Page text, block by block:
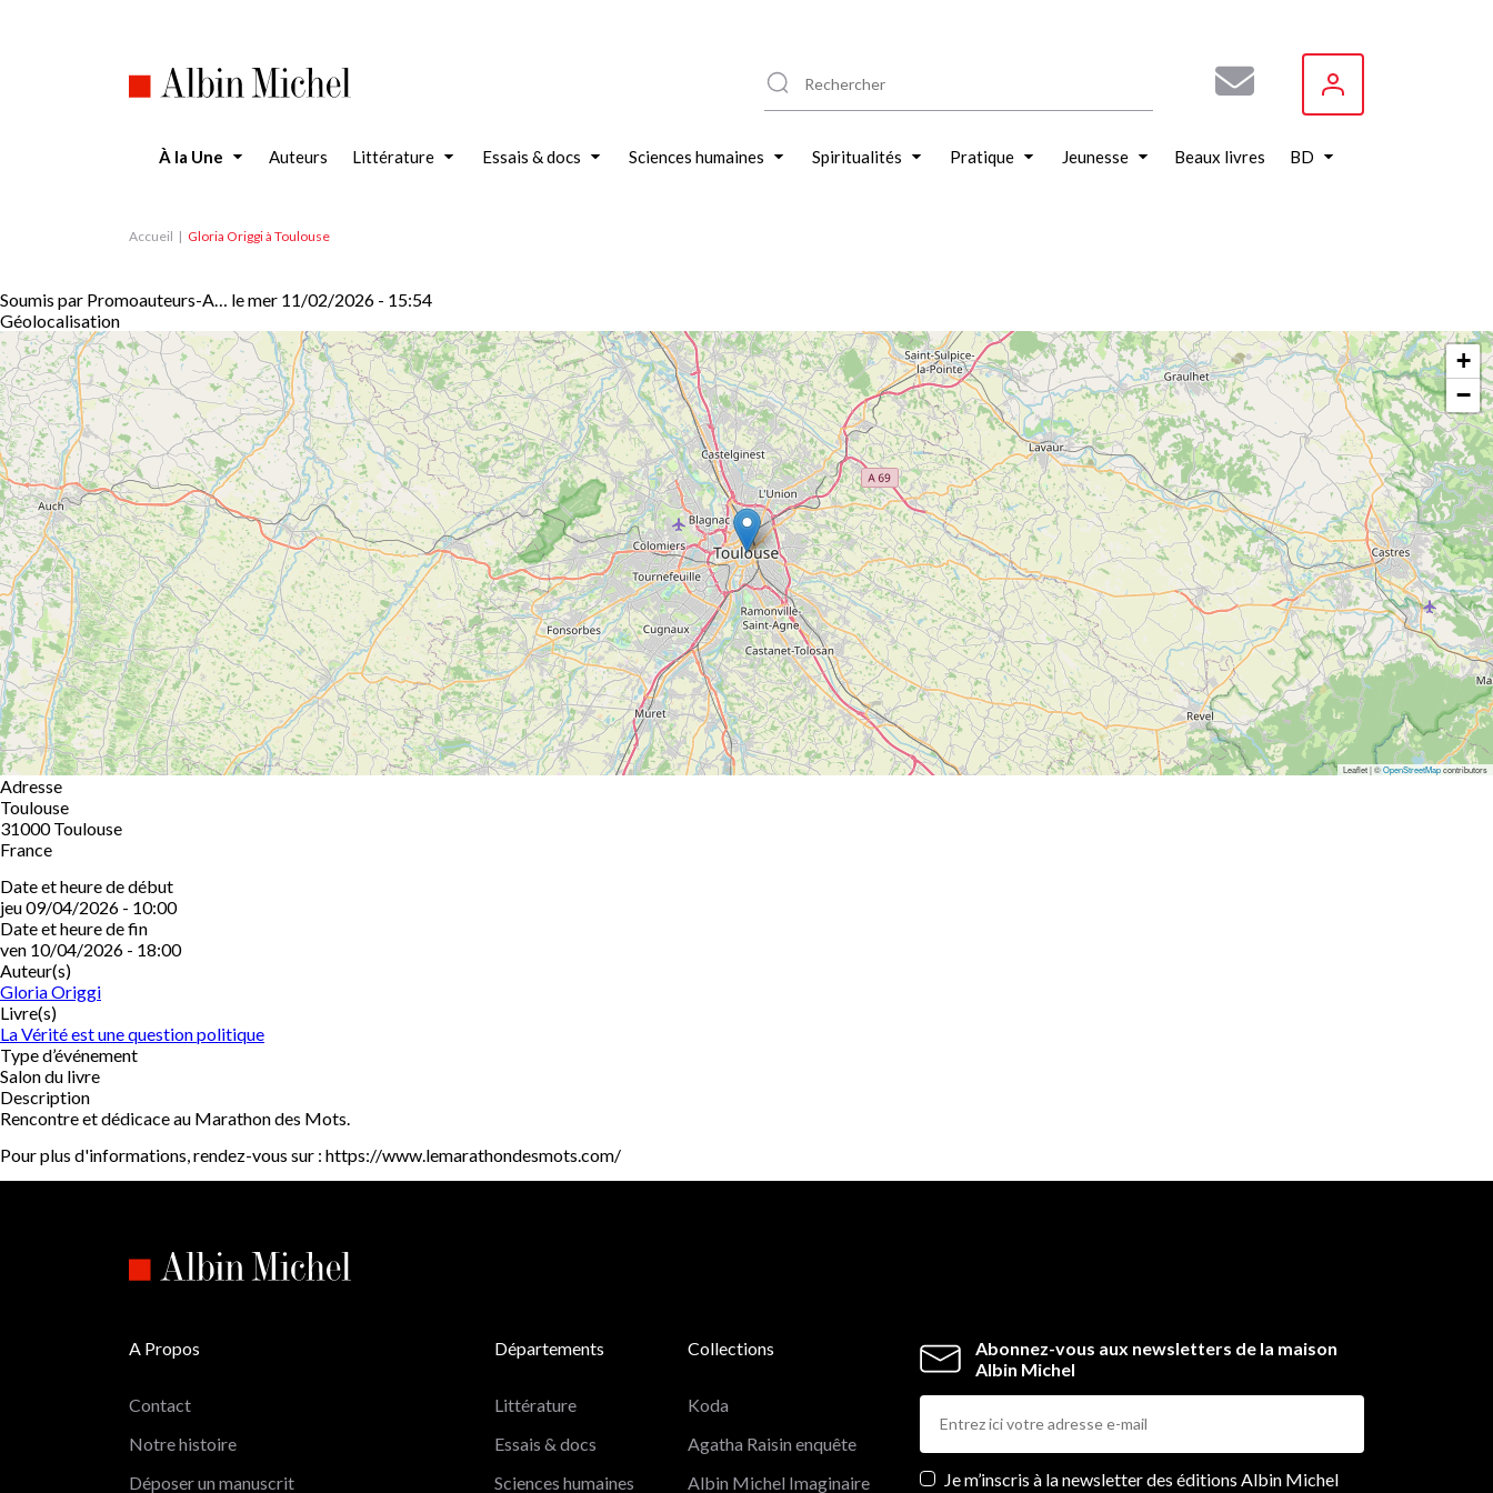
À la Une Auteurs Littérature Essais & docs Sciences humaines Spiritualités Pratique Jeunesse Beaux livres BD
Accueil Gloria Origgi à Toulouse
Soumis par Promoauteurs-A… lemer 11/02/2026 - 15:54
Géolocalisation
+
−
Leaflet | ©OpenStreetMapcontributors
Adresse
Toulouse
31000 Toulouse
France
Date et heure de début
jeu 09/04/2026 - 10:00
Date et heure de fin
ven 10/04/2026 - 18:00
Auteur(s)
Gloria Origgi
Livre(s)
La Vérité est une question politique
Type d’événement
Salon du livre
Description
Rencontre et dédicace au Marathon des Mots.
Pour plus d'informations, rendez-vous sur : https://www.lemarathondesmots.com/
Abonnez-vous aux newsletters de la maison
Albin Michel
Newsletters
Je m’inscris à la newsletter des éditions Albin Michel
A Propos
Contact
Notre histoire
Déposer un manuscrit
Départements
Littérature
Essais & docs
Sciences humaines
Collections
Koda
Agatha Raisin enquête
Albin Michel Imaginaire